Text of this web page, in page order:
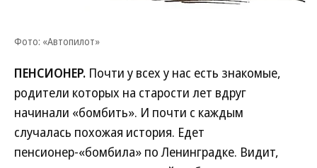
Фото: «Автопилот»
ПЕНСИОНЕР. Почти у всех у нас есть знакомые,
родители которых на старости лет вдруг
начинали «бомбить». И почти с каждым
случалась похожая история. Едет
пенсионер-«бомбила» по Ленинградке. Видит,